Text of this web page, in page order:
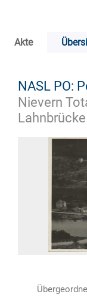
Akte
NASL PO:
Nievern
Lahnbrücke